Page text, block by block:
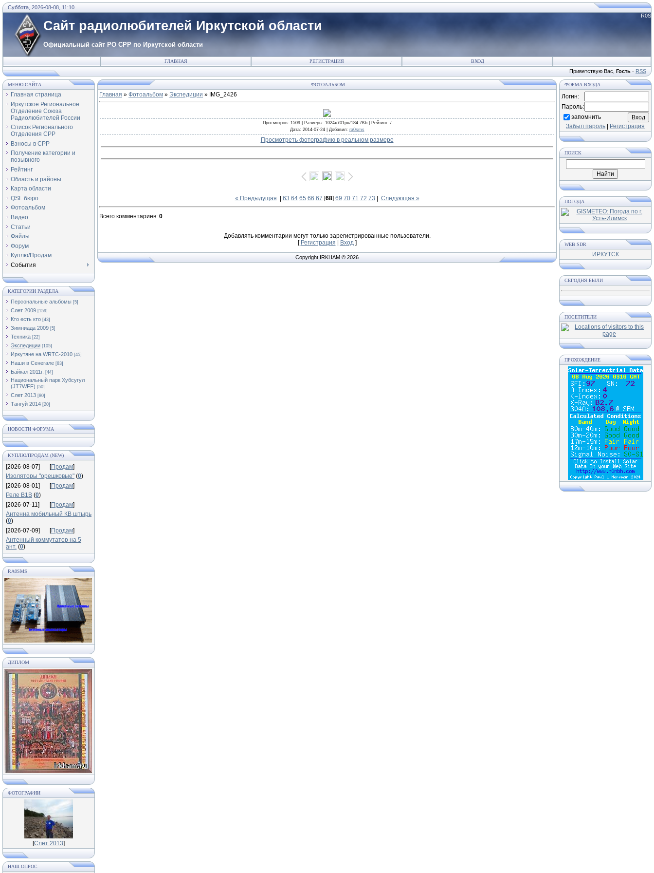
Суббота, 2026-08-08, 11:10
R0S
Сайт радиолюбителей Иркутской области
Официальный сайт РО СРР по Иркутской области
ГЛАВНАЯ РЕГИСТРАЦИЯ ВХОД
Приветствую Вас Гость · RSS
МЕНЮ САЙТА
Главная страница
Иркутское Региональное
Отделение Союза
Радиолюбителей России
Список Регионального
Отделения СРР
Взносы в СРР
Получение категории и
позывного
Рейтинг
Область и районы
Карта области
QSL бюро
Фотоальбом
Видео
Статьи
Файлы
Форум
Куплю/Продам
События
КАТЕГОРИИ РАЗДЕЛА
Персональные альбомы [5]
Слет 2009 [159]
Кто есть кто [43]
Зимниада 2009 [5]
Техника [22]
Экспедиции [105]
Иркутяне на WRTC-2010 [45]
Наши в Сенегале [83]
Байкал 2011г. [44]
Национальный парк Хубсугул
(JT7WFF) [50]
Слет 2013 [80]
Тангуй 2014 [20]
НОВОСТИ ФОРУМА
КУПЛЮ/ПРОДАМ (NEW)
[2026-08-07] [Продам]
Изоляторы "орешковые" (0)
[2026-08-01]
[Продам]
Реле В1В (0)
[2026-07-11]
[Продам]
Антенна мобильный КВ штырь
(0)
[2026-07-09]
[Продам]
Антенный коммутатор на 5
ант. (0)
RA0SMS
ДИПЛОМ
ФОТОГРАФИИ
[Слет 2013]
НАШ ОПРОС
ФОТОАЛЬБОМ
Главная » Фотоальбом » Экспедиции » IMG_2426
Просмотров: 1509 | Размеры: 1024x701px/184.7Kb | Рейтинг: /
Дата: 2014-07-24 | Добавил: ra0sms
Просмотреть фотографию в реальном размере
« Предыдущая 63 64 65 66 67 [68] 69 70 71 72 73 Следующая »
Всего комментариев: 0
Добавлять комментарии могут только зарегистрированные пользователи.
[ Регистрация Вход]
Copyright IRKHAM © 2026
ФОРМА ВХОДА
Логин:
Пароль:
запомнить
Забыл пароль
Регистрация
ПОИСК
ПОГОДА
WEB SDR
ИРКУТСК
СЕГОДНЯ БЫЛИ
ПОСЕТИТЕЛИ
ПРОХОЖДЕНИЕ